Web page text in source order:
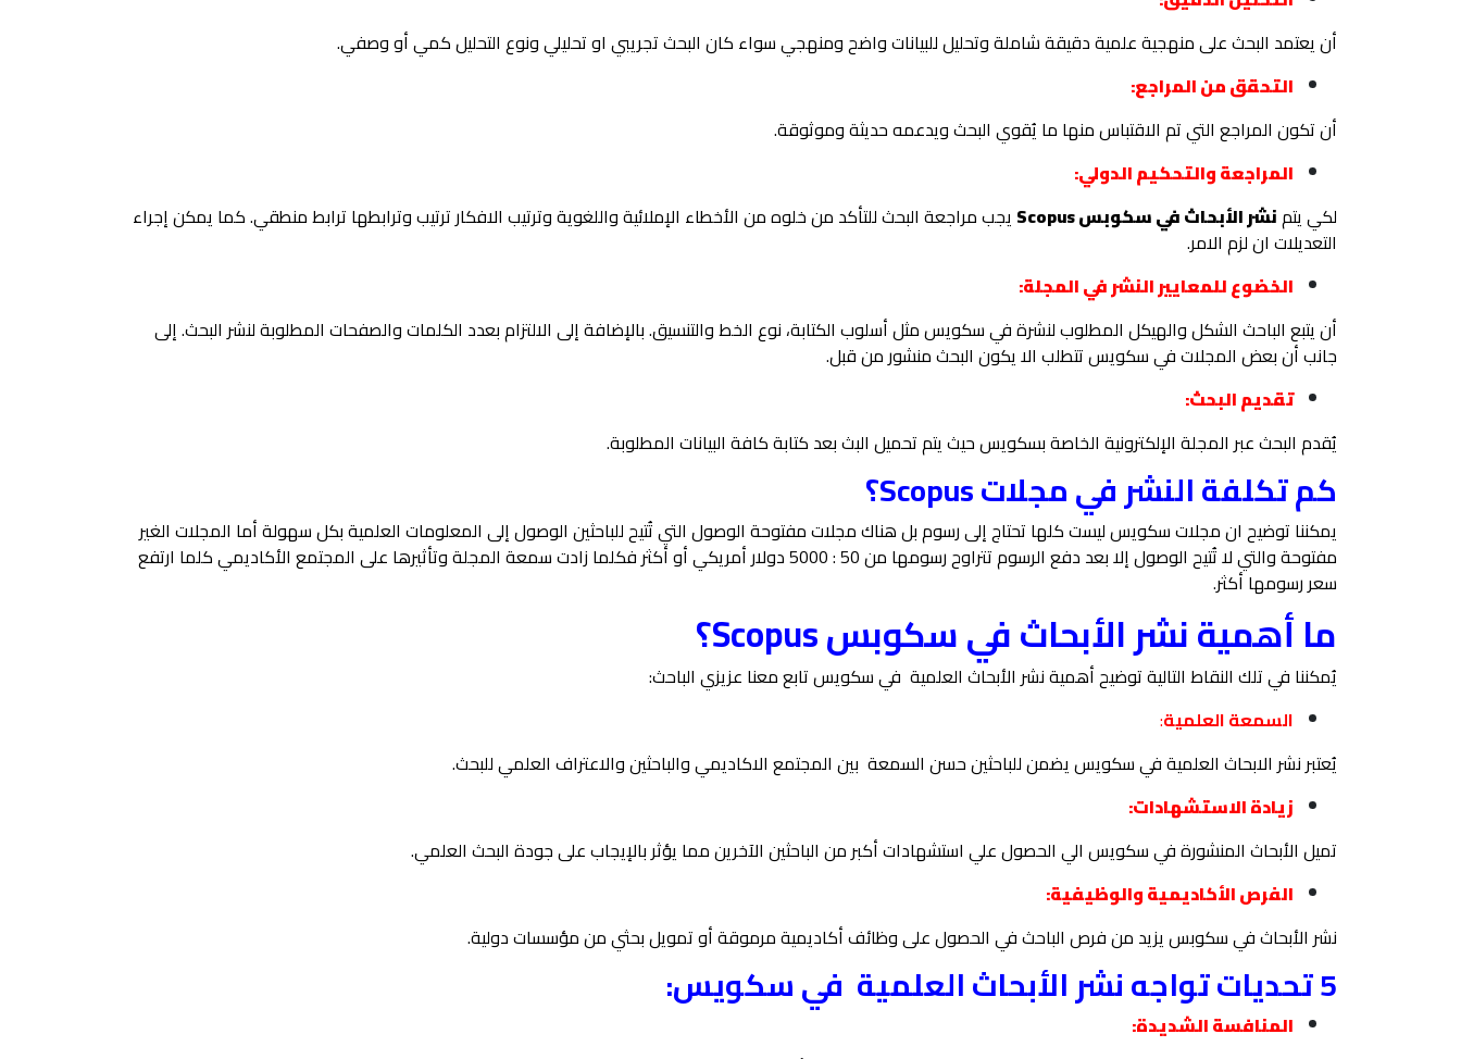
أن يعتمد البحث على منهجية علمية دقيقة شاملة وتحليل للبيانات واضح ومنهجي سواء كان البحث تجريبي او تحليلي ونوع التحليل كمي أو وصفي.
التحقق من المراجع:
أن تكون المراجع التي تم الاقتباس منها ما يُقوي البحث ويدعمه حديثة وموثوقة.
المراجعة والتحكيم الدولي:
لكي يتمنشر الأبحاث في سكوبس Scopus
يجب مراجعة البحث للتأكد من خلوه من الأخطاء الإملائية واللغوية وترتيب الافكار ترتيب وترابطها ترابط منطقي. كما يمكن إجراء
التعديلات ان لزم الامر.
الخضوع للمعايير النشر في المجلة:
أن يتبع الباحث الشكل والهيكل المطلوب لنشرة في سكويس مثل أسلوب الكتابة، نوع الخط والتنسيق. بالإضافة إلى الالتزام بعدد الكلمات والصفحات المطلوبة لنشر البحث. إلى
جانب أن بعض المجلات في سكويس تتطلب الا يكون البحث منشور من قبل.
تقديم البحث:
يُقدم البحث عبر المجلة الإلكترونية الخاصة بسكويس حيث يتم تحميل البث بعد كتابة كافة البيانات المطلوبة.
كم تكلفة النشر في مجلات Scopus؟
يمكننا توضيح ان مجلات سكويس ليست كلها تحتاج إلى رسوم بل هناك مجلات مفتوحة الوصول التي تُتيح للباحثين الوصول إلى المعلومات العلمية بكل سهولة أما المجلات الغير
مفتوحة والتي لا تُتيح الوصول إلا بعد دفع الرسوم تتراوح رسومها من 50 : 5000 دولار أمريكي أو أكثر فكلما زادت سمعة المجلة وتأثيرها على المجتمع الأكاديمي كلما ارتفع
سعر رسومها أكثر.
ما أهميةنشر الأبحاث في سكوبس Scopus؟
يُمكننا في تلك النقاط التالية توضيح أهمية نشر الأبحاث العلمية في سكويس تابع معنا عزيزي الباحث:
السمعة العلمية:
يُعتبر نشر الابحاث العلمية في سكويس يضمن للباحثين حسن السمعة بين المجتمع الاكاديمي والباحثين والاعتراف العلمي للبحث.
زيادة الاستشهادات:
تميل الأبحاث المنشورة في سكويس الي الحصول علي استشهادات أكبر من الباحثين الآخرين مما يؤثر بالإيجاب على جودة البحث العلمي.
الفرص الأكاديمية والوظيفية:
نشر الأبحاث في سكوبس يزيد من فرص الباحث في الحصول على وظائف أكاديمية مرموقة أو تمويل بحثي من مؤسسات دولية.
5 تحديات تواجه نشر الأبحاث العلمية في سكويس:
المنافسة الشديدة: